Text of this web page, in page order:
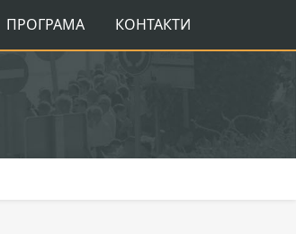
ПРОГРАМА КОНТАКТИ